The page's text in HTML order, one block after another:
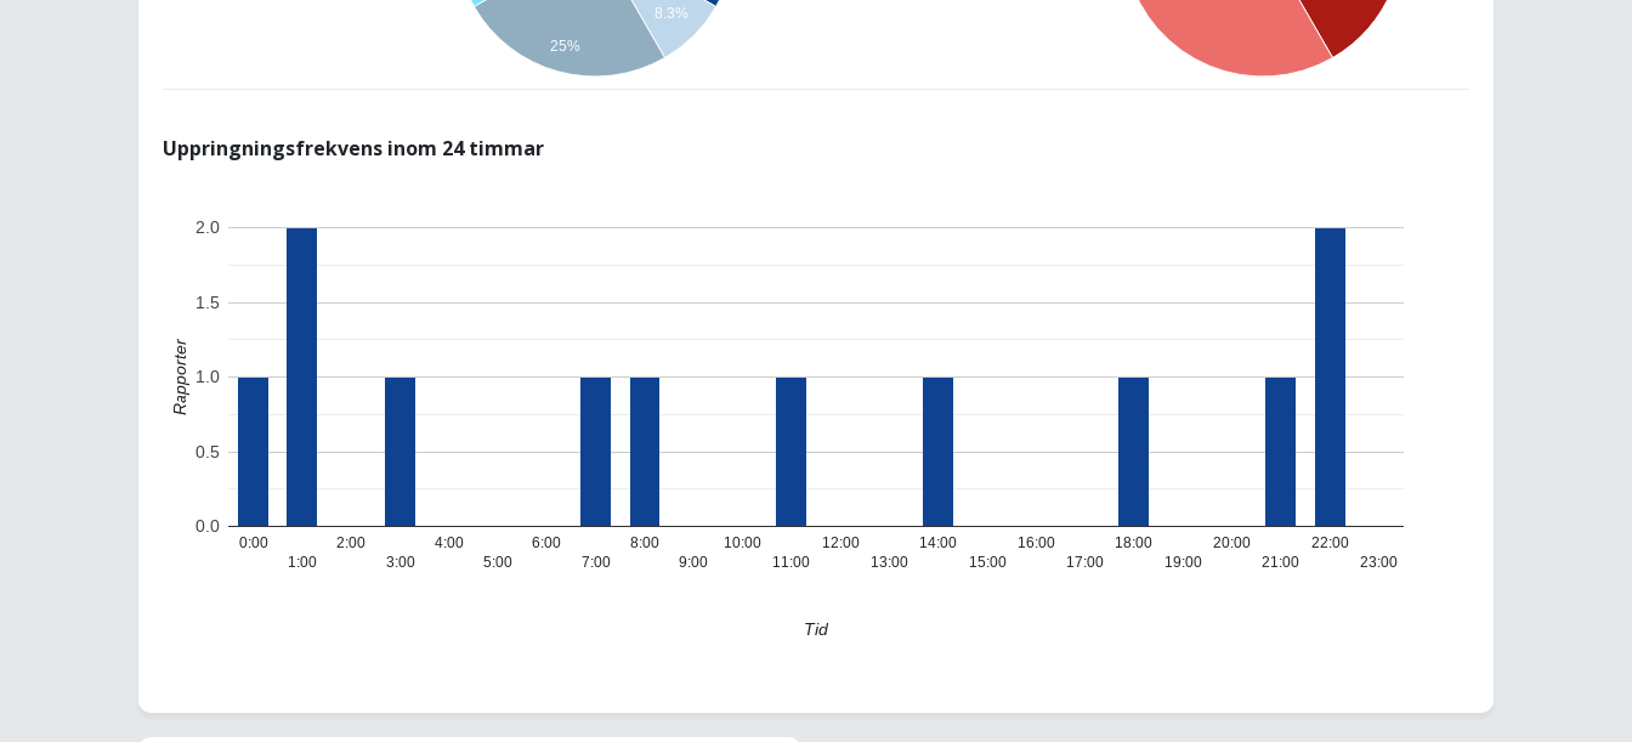
8.3%
25%
Uppringningsfrekvens inom 24 timmar
0:00
1:00
2:00
3:00
4:00
5:00
6:00
7:00
8:00
9:00
10:00
11:00
12:00
13:00
14:00
15:00
16:00
17:00
18:00
19:00
20:00
21:00
22:00
23:00
0.0
0.5
1.0
1.5
2.0
Tid
Rapporter